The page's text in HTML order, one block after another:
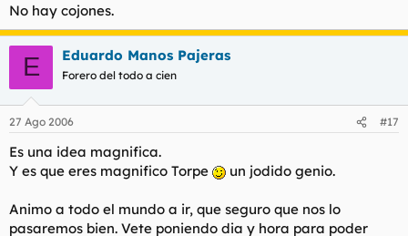
No hay cojones.
E Eduardo Manos Pajeras
Forero del todo a cien
27 Ago 2006 #17
Es una idea magnifica.
Y es que eres magnifico Torpe
un jodido genio.
Animo a todo el mundo a ir, que seguro que nos lo
pasaremos bien. Vete poniendo dia y hora para poder